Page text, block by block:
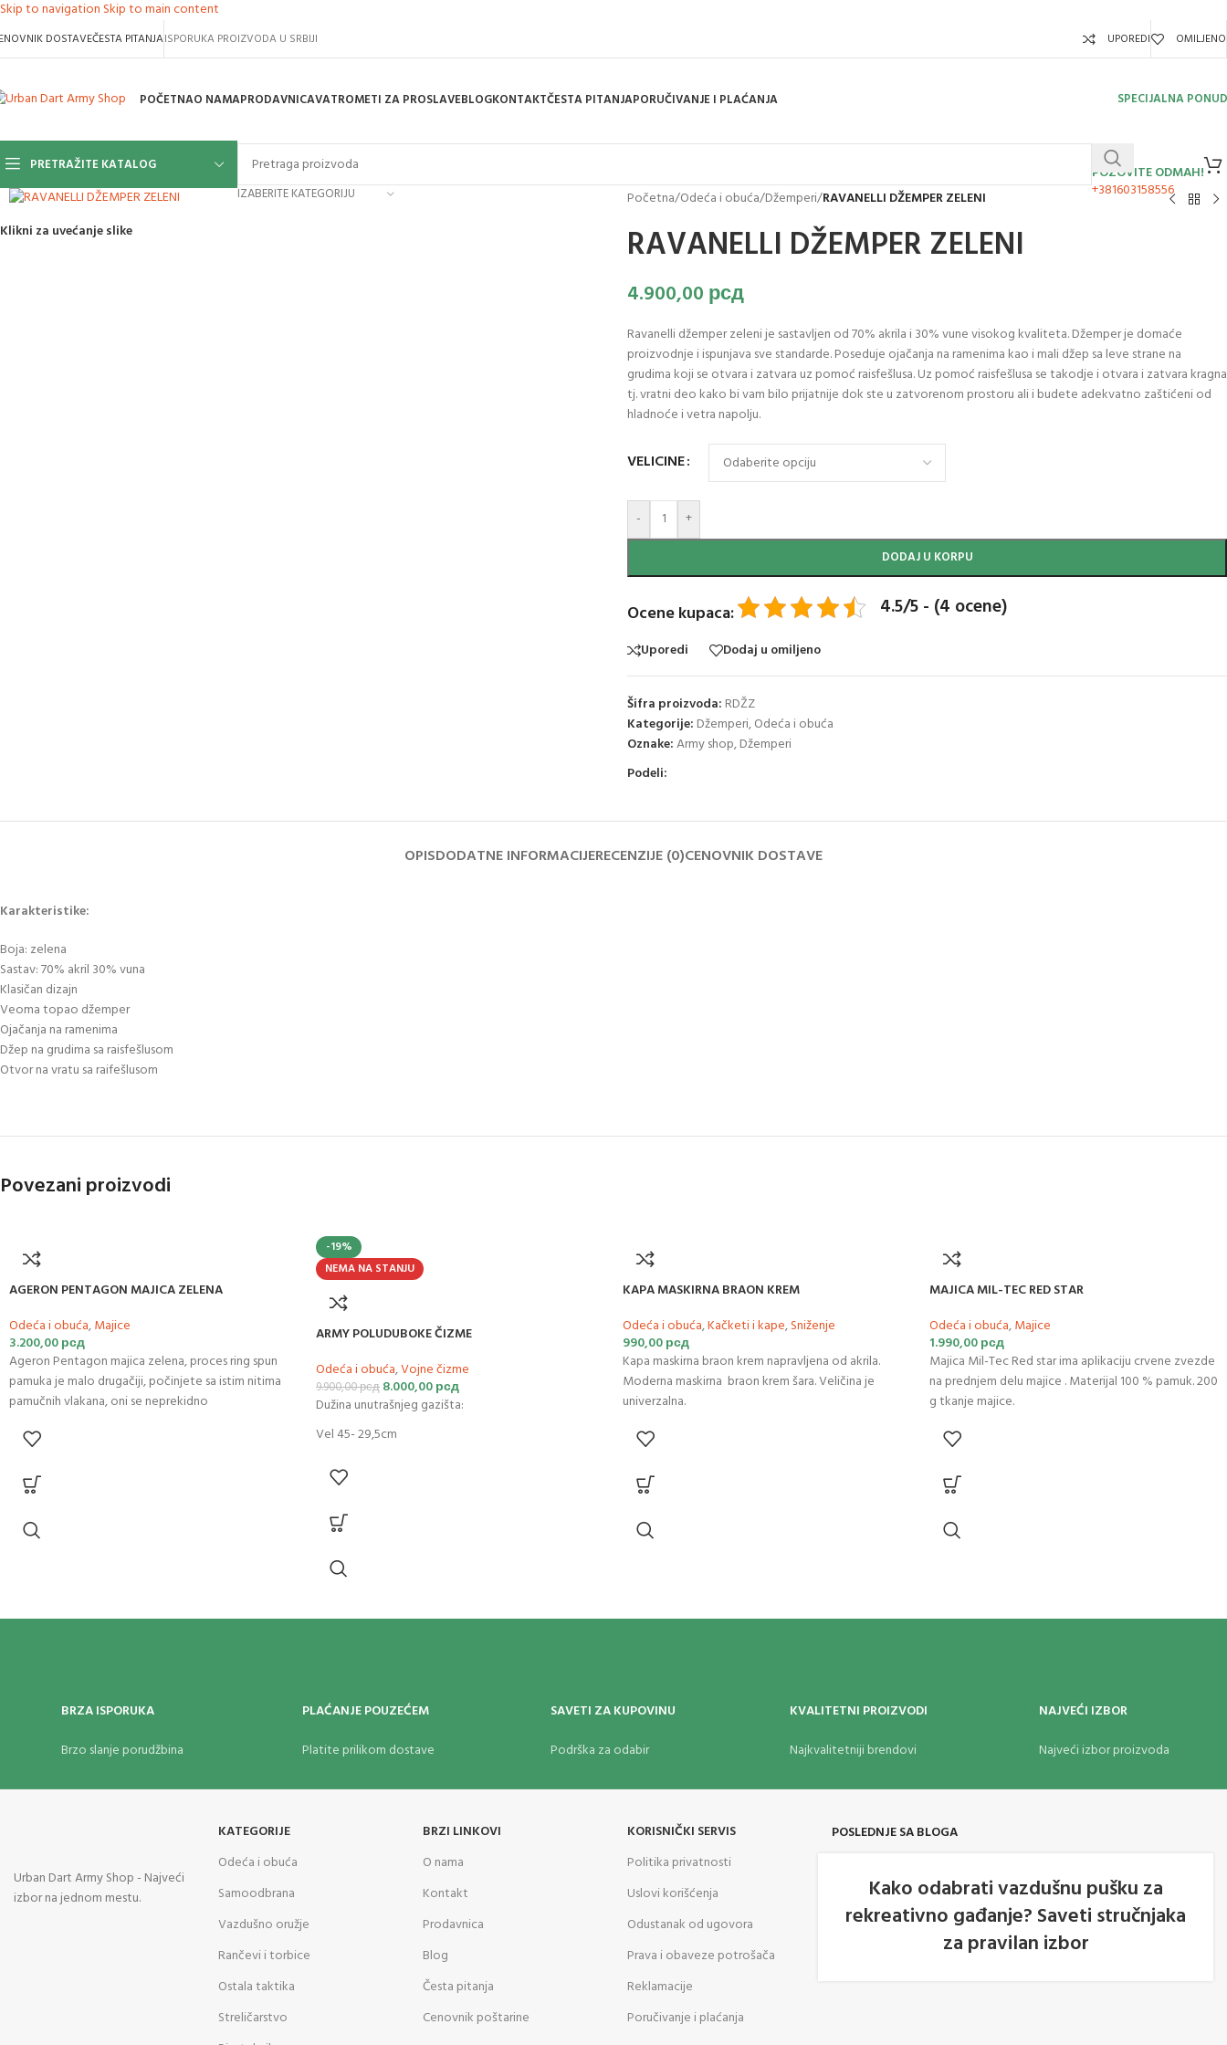
Skip to navigation Skip to main content
DOSTAVEČESTA PITANJAISPORUKA PROIZVODA U SRBIJI UPOREDI OMILJENO
POČETNAO NAMAPRODAVNICAVATROMETI ZA PROSLAVEBLOGKONTAKTČESTA PITANJAPORUČIVANJE I PLAĆANJA SPECIJALNA
PRETRAŽITE KATALOG
IZABERITE KATEGORIJU
POZOVITE ODMAH!
+381603158556
Klikni za uvećanje slike
Početna/Odeća i obuća/Džemperi/RAVANELLI DŽEMPER ZELENI
RAVANELLI DŽEMPER ZELENI
4.900,00 рсд
Ravanelli džemper zeleni je sastavljen od 70% akrila i 30% vune visokog kvaliteta. Džemper je domaće
proizvodnje i ispunjava sve standarde. Poseduje ojačanja na ramenima kao i mali džep sa leve strane na
grudima koji se otvara i zatvara uz pomoć raisfešlusa. Uz pomoć raisfešlusa se takodje i otvara i zatvara kragna
tj. vratni deo kako bi vam bilo prijatnije dok ste u zatvorenom prostoru ali i budete adekvatno zaštićeni od
hladnoće i vetra napolju.
VELICINE
- +
DODAJ U KORPU
Ocene kupaca: 4.5/5 - (4 ocene)
Uporedi Dodaj u omiljeno
Šifra proizvoda: RDŽZ
Kategorije: Džemperi,Odeća i obuća
Oznake:Army shop,Džemperi
Podeli:
OPISDODATNE INFORMACIJERECENZIJE (0)CENOVNIK DOSTAVE
Karakteristike:
Boja: zelena
Sastav: 70% akril 30% vuna
Klasičan dizajn
Veoma topao džemper
Ojačanja na ramenima
Džep na grudima sa raisfešlusom
Otvor na vratu sa raifešlusom
Povezani proizvodi
AGERON PENTAGON MAJICA ZELENA
Odeća i obuća,Majice
3.200,00рсд
Ageron Pentagon majica zelena, proces ring spun
pamuka je malo drugačiji, počinjete sa istim nitima
pamučnih vlakana, oni se neprekidno
-19%
NEMA NA STANJU
ARMY POLUDUBOKE ČIZME
Odeća i obuća,Vojne čizme
9.900,00рсд 8.000,00рсд
Dužina unutrašnjeg gazišta:
Vel 45- 29,5cm
KAPA MASKIRNA BRAON KREM
Odeća i obuća,Kačketi i kape,Sniženje
990,00рсд
Kapa maskirna braon krem napravljena od akrila.
Moderna maskirna braon krem šara. Veličina je
univerzalna.
MAJICA MIL-TEC RED STAR
Odeća i obuća,Majice
1.990,00рсд
Majica Mil-Tec Red star ima aplikaciju crvene zvezde
na prednjem delu majice . Materijal 100 % pamuk. 200
g tkanje majice.
BRZA ISPORUKA
Brzo slanje porudžbina
PLAĆANJE POUZEĆEM
Platite prilikom dostave
SAVETI ZA KUPOVINU
Podrška za odabir
KVALITETNI PROIZVODI
Najkvalitetniji brendovi
NAJVEĆI IZBOR
Najveći izbor proizvoda
Urban Dart Army Shop - Najveći
izbor na jednom mestu.
KATEGORIJE
Odeća i obuća
Samoodbrana
Vazdušno oružje
Rančevi i torbice
Ostala taktika
Streličarstvo
BRZI LINKOVI
O nama
Kontakt
Prodavnica
Blog
Česta pitanja
Cenovnik poštarine
KORISNIČKI SERVIS
Politika privatnosti
Uslovi korišćenja
Odustanak od ugovora
Prava i obaveze potrošača
Reklamacije
Poručivanje i plaćanja
POSLEDNJE SA BLOGA
Kako odabrati vazdušnu pušku za
rekreativno gađanje? Saveti stručnjaka
za pravilan izbor